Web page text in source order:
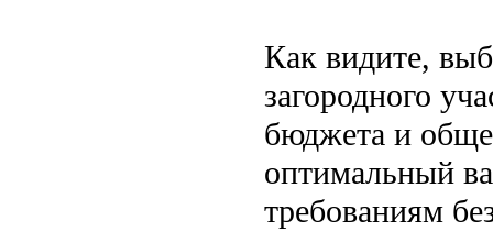
Как видите,
загородного
бюджета и
оптимальный
требованиям